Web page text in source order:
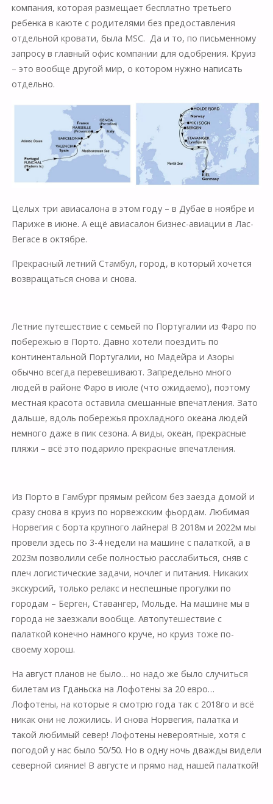
компания, которая размещает бесплатно третьего
ребенка в каюте с родителями без предоставления
отдельной кровати, была MSC. Да и то, по письменному
запросу в главный офис компании для одобрения. Круиз
– это вообще другой мир, о котором нужно написать
отдельно.
Целых три авиасалона в этом году – в Дубае в ноябре и
Париже в июне. А ещё авиасалон бизнес-авиации в Лас-
Вегасе в октябре.
Прекрасный летний Стамбул, город, в который хочется
возвращаться снова и снова.
Летние путешествие с семьей по Португалии из Фаро по
побережью в Порто. Давно хотели поездить по
континентальной Португалии, но Мадейра и Азоры
обычно всегда перевешивают. Запредельно много
людей в районе Фаро в июле (что ожидаемо), поэтому
местная красота оставила смешанные впечатления. Зато
дальше, вдоль побережья прохладного океана людей
немного даже в пик сезона. А виды, океан, прекрасные
пляжи – всё это подарило прекрасные впечатления.
Из Порто в Гамбург прямым рейсом без заезда домой и
сразу снова в круиз по норвежским фьордам. Любимая
Норвегия с борта крупного лайнера! В 2018м и 2022м мы
провели здесь по 3-4 недели на машине с палаткой, а в
2023м позволили себе полностью расслабиться, сняв с
плеч логистические задачи, ночлег и питания. Никаких
экскурсий, только релакс и неспешные прогулки по
городам – Берген, Ставангер, Мольде. На машине мы в
города не заезжали вообще. Автопутешествие с
палаткой конечно намного круче, но круиз тоже по-
своему хорош.
На август планов не было… но надо же было случиться
билетам из Гданьска на Лофотены за 20 евро…
Лофотены, на которые я смотрю года так с 2018го и всё
никак они не ложились. И снова Норвегия, палатка и
такой любимый север! Лофотены невероятные, хотя с
погодой у нас было 50/50. Но в одну ночь дважды видели
северной сияние! В августе и прямо над нашей палаткой!